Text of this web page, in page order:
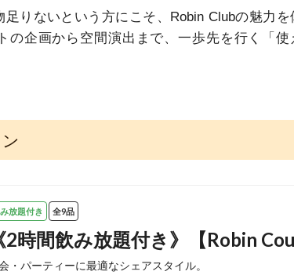
りないという方にこそ、Robin Clubの魅力を
の企画から空間演出まで、一歩先を行く「使
放題付き 全9品
2時間飲み放題付き》【Robin
・パーティーに最適なシェアスタイル。